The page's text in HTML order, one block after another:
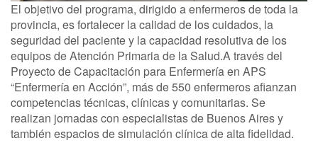
El objetivo del programa, dirigido a enfermeros de toda la
provincia, es fortalecer la calidad de los cuidados, la
seguridad del paciente y la capacidad resolutiva de los
equipos de Atención Primaria de la Salud.A través del
Proyecto de Capacitación para Enfermería en APS
“Enfermería en Acción”, más de 550 enfermeros afianzan
competencias técnicas, clínicas y comunitarias. Se
realizan jornadas con especialistas de Buenos Aires y
también espacios de simulación clínica de alta fidelidad.